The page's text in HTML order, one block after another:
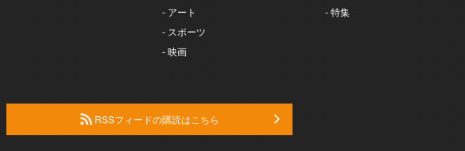
- アート
- スポーツ
- 映画
- 特集
RSSフィードの購読はこちら